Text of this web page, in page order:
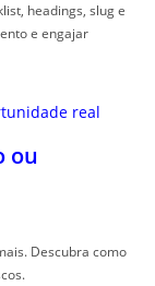
headings, slug e
e engajar
ou
Descubra como